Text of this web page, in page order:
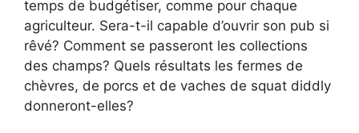
temps de budgétiser, comme pour chaque
agriculteur. Sera-t-il capable d’ouvrir son pub si
rêvé? Comment se passeront les collections
des champs? Quels résultats les fermes de
chèvres, de porcs et de vaches de squat diddly
donneront-elles?